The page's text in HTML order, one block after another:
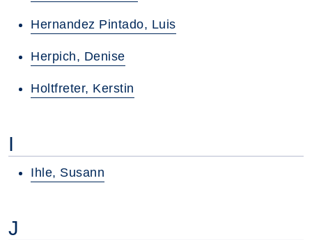
Hernandez Pintado, Luis
Herpich, Denise
Holtfreter, Kerstin
I
Ihle, Susann
J